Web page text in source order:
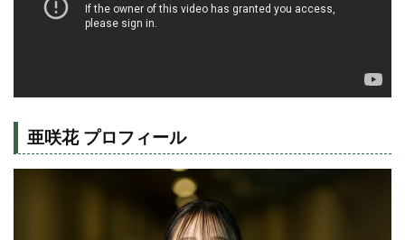
亜咲花 プロフィール